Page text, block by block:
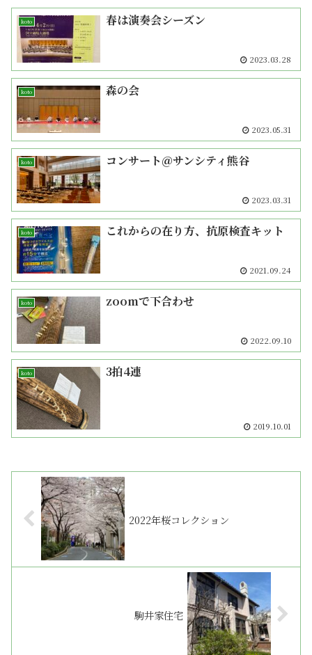
koto 春は演奏会シーズン
2023.03.28
koto 森の会
2023.05.31
koto コンサート＠サンシティ熊谷
2023.03.31
koto これからの在り方、抗原検査キット
2021.09.24
koto zoomで下合わせ
2022.09.10
koto 3拍4連
2019.10.01
2022年桜コレクション
駒井家住宅